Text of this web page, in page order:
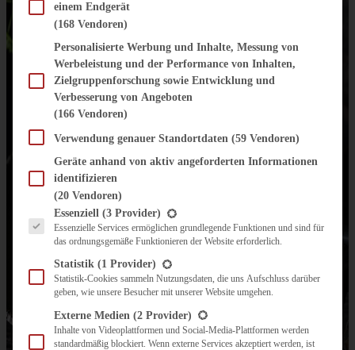
einem Endgerät
(168 Vendoren)
Personalisierte Werbung und Inhalte, Messung von
Werbeleistung und der Performance von Inhalten,
Zielgruppenforschung sowie Entwicklung und
Verbesserung von Angeboten
(166 Vendoren)
Verwendung genauer Standortdaten (59 Vendoren)
Geräte anhand von aktiv angeforderten Informationen
identifizieren
(20 Vendoren)
Es folgt eine Liste der Service-Gruppen, für die eine Einwilligung erteilt werden
Essenziell (3 Provider)
Essenzielle Services ermöglichen grundlegende Funktionen und sind für
das ordnungsgemäße Funktionieren der Website erforderlich.
Statistik (1 Provider)
Statistik-Cookies sammeln Nutzungsdaten, die uns Aufschluss darüber
geben, wie unsere Besucher mit unserer Website umgehen.
Externe Medien (2 Provider)
Inhalte von Videoplattformen und Social-Media-Plattformen werden
standardmäßig blockiert. Wenn externe Services akzeptiert werden, ist